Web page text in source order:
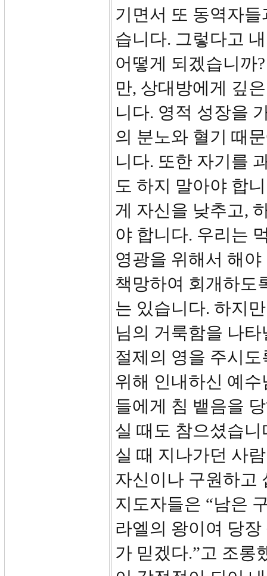
기면서 또 동역자
습니다. 그렇다고
어떻게 되겠습니까
만, 상대방에게 깊
니다. 영적 성장을
의 분노와 혈기 때
니다. 또한 자기를
도 하지 말아야 합
게 자신을 낮추고,
야 합니다. 우리는
영광을 위해서 해
책망하여 회개하도
는 있습니다. 하지
님의 거룩함을 나
절제의 영을 주시
위해 인내하신 예
들에게 침 뱉음을
실 때도 참으셨습
실 때 지나가던 사
자신이나 구원하고
지도자들은 “남은
라엘의 왕이여 당
가 믿겠다.”고 조롱